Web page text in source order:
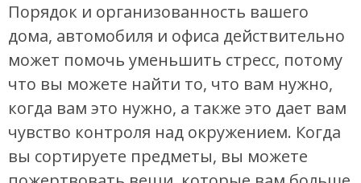
Порядок и организованность вашего
дома, автомобиля и офиса действительно
может помочь уменьшить стресс, потому
что вы можете найти то, что вам нужно,
когда вам это нужно, а также это дает вам
чувство контроля над окружением. Когда
вы сортируете предметы, вы можете